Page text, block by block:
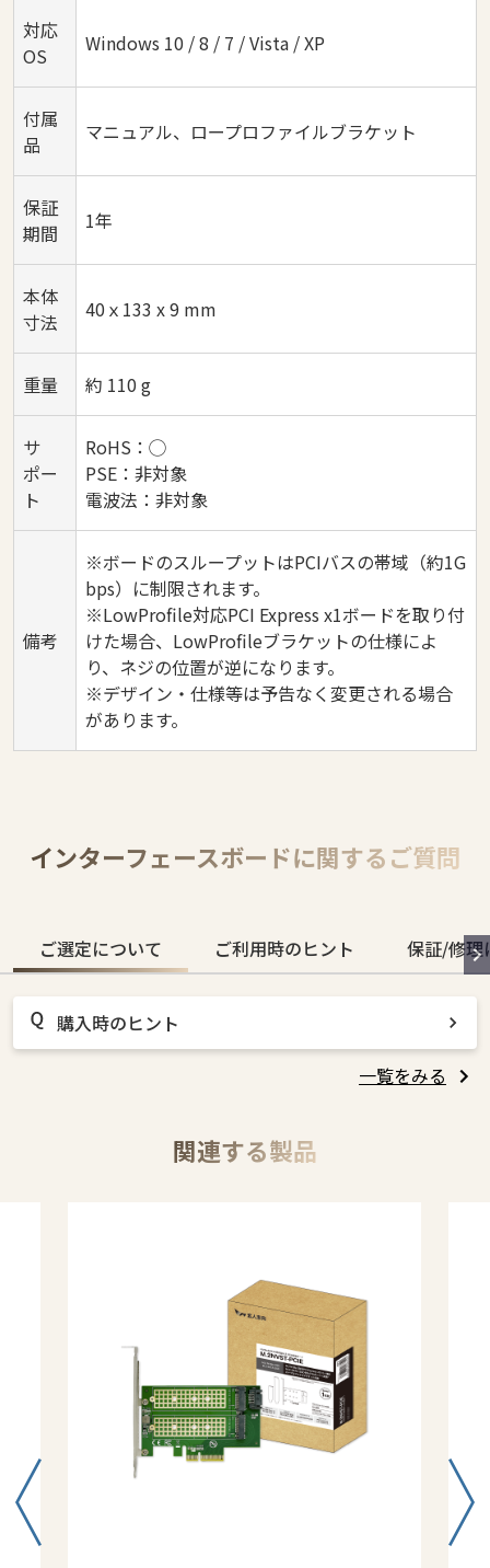
対応
OS
Windows 10 / 8 / 7 / Vista / XP
付属
品
マニュアル、ロープロファイルブラケット
保証
期間
1年
本体
寸法
40ｘ133 x 9 mm
重量 約 110 g
サ
ポー
ト
RoHS：◯
PSE：非対象
電波法：非対象
備考
※ボードのスループットはPCIバスの帯域（約1G
bps）に制限されます。
※LowProfile対応PCI Express x1ボードを取り付
けた場合、LowProfileブラケットの仕様によ
り、ネジの位置が逆になります。
※デザイン・仕様等は予告なく変更される場合
があります。
インターフェースボードに関するご質問
ご選定について ご利用時のヒント 保証/修理
購入時のヒント
一覧をみる
関連する製品